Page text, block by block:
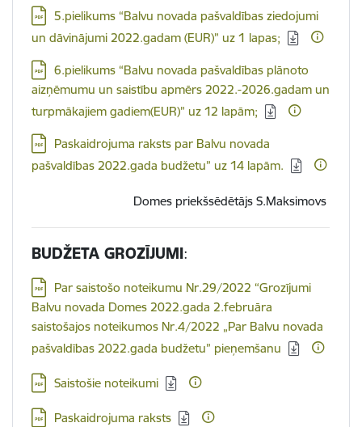
Lejupielādēt:
5.pielikums “Balvu novada pašvaldības ziedojumi
un dāvinājumi 2022.gadam (EUR)” uz 1 lapas;
Lejupielādēt:
6.pielikums “Balvu novada pašvaldības plānoto
aizņēmumu un saistību apmērs 2022.-2026.gadam un
turpmākajiem gadiem(EUR)” uz 12 lapām;
Lejupielādēt:
Paskaidrojuma raksts par Balvu novada
pašvaldības 2022.gada budžetu” uz 14 lapām.
Domes priekšsēdētājs S.Maksimovs
BUDŽETA GROZĪJUMI:
Lejupielādēt:
Par saistošo noteikumu Nr.29/2022 “Grozījumi
Balvu novada Domes 2022.gada 2.februāra
saistošajos noteikumos Nr.4/2022 „Par Balvu novada
pašvaldības 2022.gada budžetu” pieņemšanu
Lejupielādēt:
Saistošie noteikumi
Lejupielādēt:
Paskaidrojuma raksts